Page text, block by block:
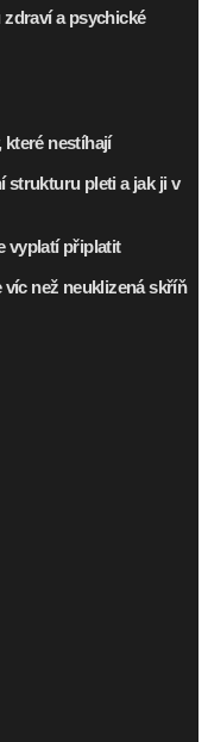
a psychické
které nestíhají
strukturu pleti a jak ji v
vyplatí připlatit
než neuklizená skříň